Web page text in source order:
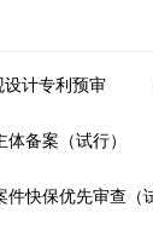
设计专利预审
备案（试行）
快保优先审查（